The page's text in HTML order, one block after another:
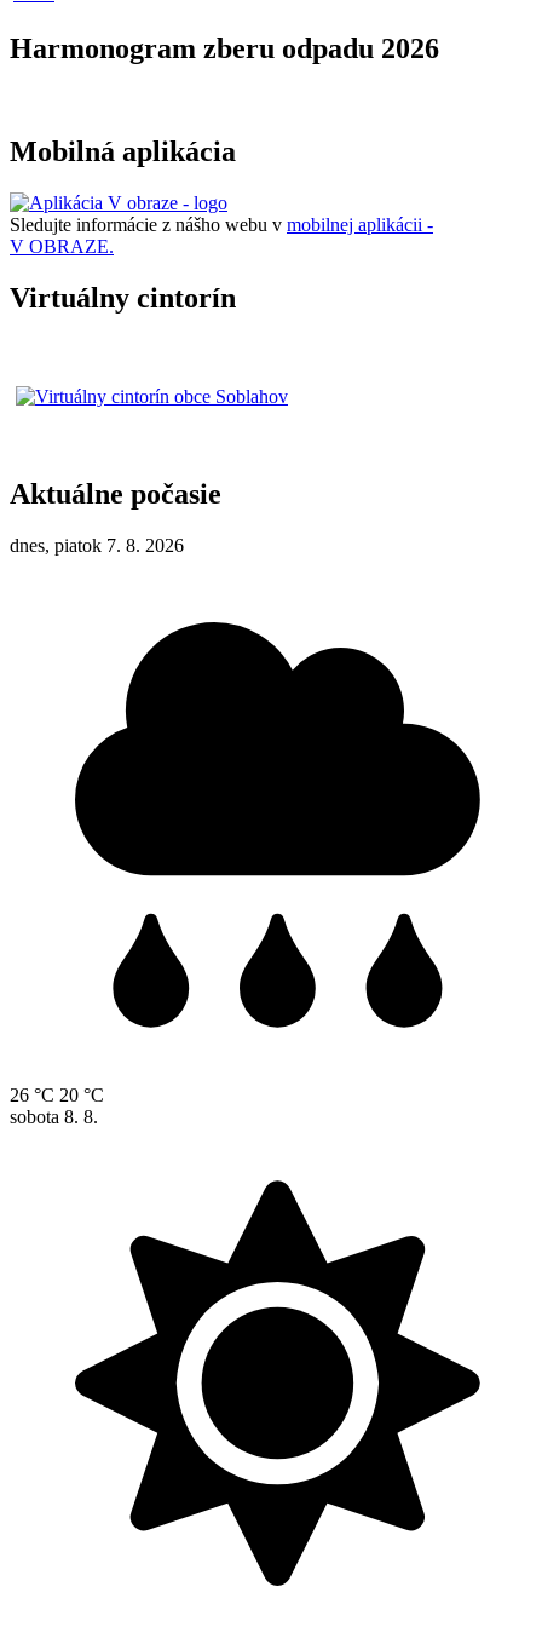
Harmonogram zberu odpadu 2026
Mobilná aplikácia
Sledujte informácie z nášho webu v mobilnej aplikácii -
V OBRAZE.
Virtuálny cintorín
Aktuálne počasie
dnes, piatok 7. 8. 2026
26 °C 20 °C
sobota 8. 8.